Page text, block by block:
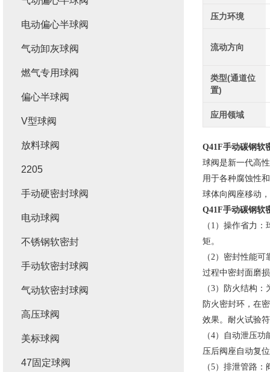
压力环境
流动方向
类型(通道位
置)
应用领域
Q41F手动碳钢软
球阀是新一代高
用于各种腐蚀性
球体向阀座移动
Q41F手动碳钢软
（1）操作省力
矩。
（2）密封性能
过程中密封面磨
（3）防火结构
防火密封环，在
效果。耐火试验
（4）自动泄压
压后阀座自动复
（5）排泄管路
电动偏心半球阀
气动卸灰球阀
燃气专用球阀
偏心半球阀
V型球阀
放料球阀
2205
手动硬密封球阀
电动球阀
不锈钢软密封
手动软密封球阀
气动软密封球阀
高压球阀
美标球阀
47固定球阀